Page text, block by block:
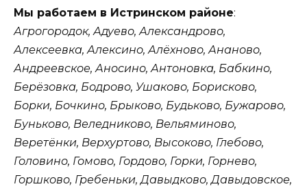
Мы работаем в Истринском районе:
Агрогородок, Адуево, Александрово,
Алексеевка, Алексино, Алёхново, Ананово,
Андреевское, Аносино, Антоновка, Бабкино,
Берёзовка, Бодрово, Ушаково, Борисково,
Борки, Бочкино, Брыково, Будьково, Бужарово,
Буньково, Веледниково, Вельяминово,
Веретёнки, Верхуртово, Высоково, Глебово,
Головино, Гомово, Гордово, Горки, Горнево,
Горшково, Гребеньки, Давыдково, Давыдовское,